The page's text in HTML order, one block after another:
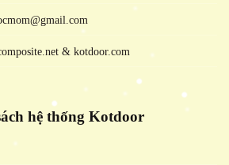
& kotdoor.com
hệ thống Kotdoor